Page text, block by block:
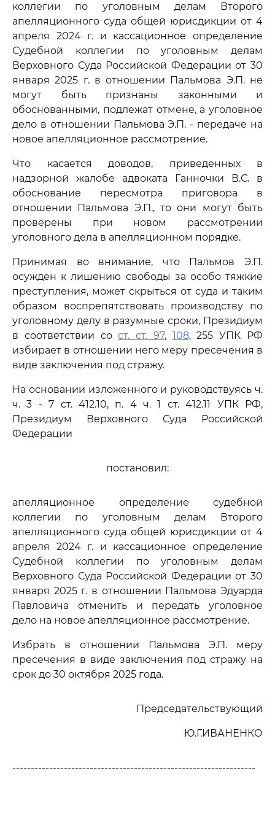
коллегии по уголовным делам Второго
апелляционного суда общей юрисдикции от 4
апреля 2024 г. и кассационное определение
Судебной коллегии по уголовным делам
Верховного Суда Российской Федерации от 30
января 2025 г. в отношении Пальмова Э.П. не
могут быть признаны законными и
обоснованными, подлежат отмене, а уголовное
дело в отношении Пальмова Э.П. - передаче на
новое апелляционное рассмотрение.
Что касается доводов, приведенных в
надзорной жалобе адвоката Ганночки В.С. в
обоснование пересмотра приговора в
отношении Пальмова Э.П., то они могут быть
проверены при новом рассмотрении
уголовного дела в апелляционном порядке.
Принимая во внимание, что Пальмов Э.П.
осужден к лишению свободы за особо тяжкие
преступления, может скрыться от суда и таким
образом воспрепятствовать производству по
уголовному делу в разумные сроки, Президиум
в соответствии сост. ст. 97, 108, 255 УПК РФ
избирает в отношении него меру пресечения в
виде заключения под стражу.
На основании изложенного и руководствуясь ч.
ч. 3 - 7 ст. 412.10, п. 4 ч. 1 ст. 412.11 УПК РФ,
Президиум Верховного Суда Российской
Федерации
постановил:
апелляционное определение судебной
коллегии по уголовным делам Второго
апелляционного суда общей юрисдикции от 4
апреля 2024 г. и кассационное определение
Судебной коллегии по уголовным делам
Верховного Суда Российской Федерации от 30
января 2025 г. в отношении Пальмова Эдуарда
Павловича отменить и передать уголовное
дело на новое апелляционное рассмотрение.
Избрать в отношении Пальмова Э.П. меру
пресечения в виде заключения под стражу на
срок до 30 октября 2025 года.
Председательствующий
Ю.Г.ИВАНЕНКО
------------------------------------------------------------------